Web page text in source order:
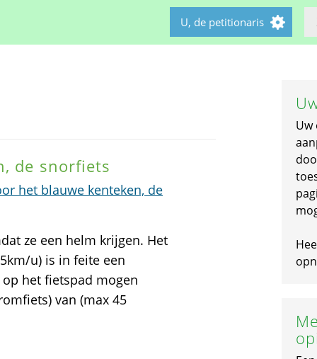
U, de petitionaris
de snorfiets
het blauwe kenteken, de
ze een helm krijgen. Het
u) is in feite een
het fietspad mogen
van (max 45
Uw